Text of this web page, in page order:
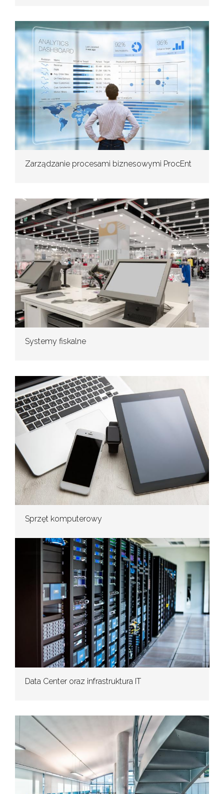
Zarządzanie procesami biznesowymi ProcEnt
Systemy fiskalne
Sprzęt komputerowy
Data Center oraz infrastruktura IT